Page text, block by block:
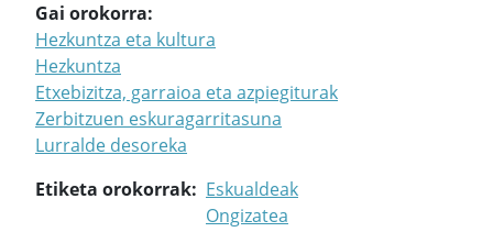
Gai orokorra
Hezkuntza eta kultura
Hezkuntza
Etxebizitza, garraioa eta azpiegiturak
Zerbitzuen eskuragarritasuna
Lurralde desoreka
Etiketa orokorrak
Eskualdeak
Ongizatea